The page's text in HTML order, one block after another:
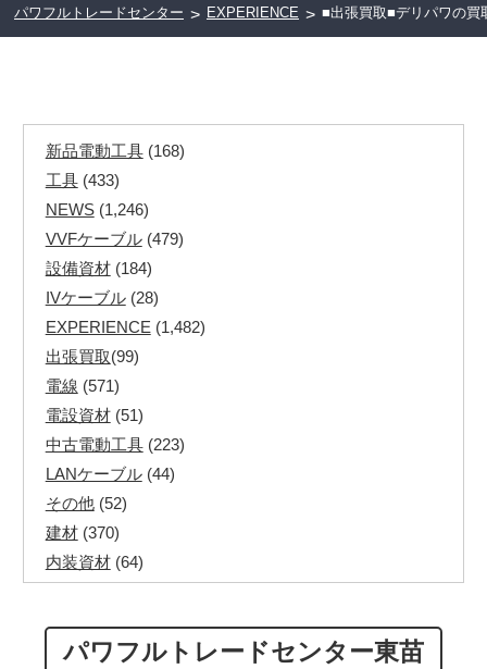
パワフルトレードセンター > EXPERIENCE > ■出張買取■デリパワの買
新品電動工具(168)
工具(433)
NEWS(1,246)
VVFケーブル(479)
設備資材(184)
IVケーブル(28)
EXPERIENCE (1,482)
出張買取(99)
電線 (571)
電設資材(51)
中古電動工具(223)
LANケーブル(44)
その他(52)
建材(370)
内装資材(64)
その他ツール (48)
パワフルトレードセンター東苗